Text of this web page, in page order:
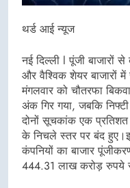
थर्ड आई न्यूज
नई दिल्ली l पूंजी बाजारों
और वैश्विक शेयर बाजारों में
मंगलवार को चौतरफा
अंक गिर गया, जबकि
दोनों सूचकांक एक
के निचले स्तर पर बंद
कंपनियों का बाजार
444.31 लाख करोड़ रुपये